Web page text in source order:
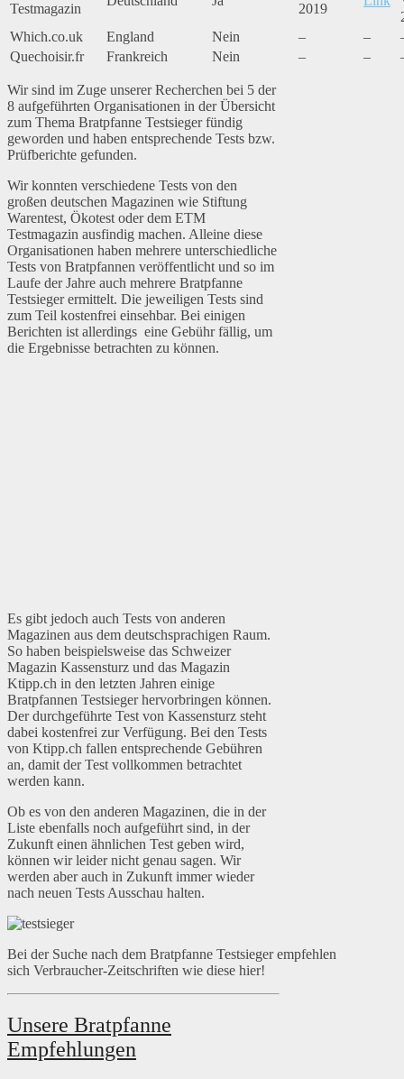
Testmagazin
2019
Which.co.uk
England Nein – –
Quechoisir.fr
Frankreich Nein – –
Wir sind im Zuge unserer Recherchen bei 5 der
8 aufgeführten Organisationen in der Übersicht
zum Thema Bratpfanne Testsieger fündig
geworden und haben entsprechende Tests bzw.
Prüfberichte gefunden.
Wir konnten verschiedene Tests von den
großen deutschen Magazinen wie Stiftung
Warentest, Ökotest oder dem ETM
Testmagazin ausfindig machen. Alleine diese
Organisationen haben mehrere unterschiedliche
Tests von Bratpfannen veröffentlicht und so im
Laufe der Jahre auch mehrere Bratpfanne
Testsieger ermittelt. Die jeweiligen Tests sind
zum Teil kostenfrei einsehbar. Bei einigen
Berichten ist allerdings eine Gebühr fällig, um
die Ergebnisse betrachten zu können.
Es gibt jedoch auch Tests von anderen
Magazinen aus dem deutschsprachigen Raum.
So haben beispielsweise das Schweizer
Magazin Kassensturz und das Magazin
Ktipp.ch in den letzten Jahren einige
Bratpfannen Testsieger hervorbringen können.
Der durchgeführte Test von Kassensturz steht
dabei kostenfrei zur Verfügung. Bei den Tests
von Ktipp.ch fallen entsprechende Gebühren
an, damit der Test vollkommen betrachtet
werden kann.
Ob es von den anderen Magazinen, die in der
Liste ebenfalls noch aufgeführt sind, in der
Zukunft einen ähnlichen Test geben wird,
können wir leider nicht genau sagen. Wir
werden aber auch in Zukunft immer wieder
nach neuen Tests Ausschau halten.
Bei der Suche nach dem Bratpfanne Testsieger empfehlen
sich Verbraucher-Zeitschriften wie diese hier!
Unsere Bratpfanne
Empfehlungen